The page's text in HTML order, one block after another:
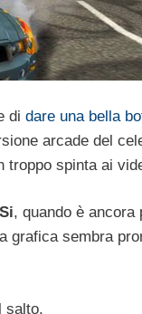
di dare una bella
arcade del
spinta ai
, quando è ancora
grafica sembra
salto.